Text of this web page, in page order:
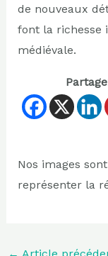
de nouveaux
font la richesse
médiévale.
Nos images
représenter la
← Article